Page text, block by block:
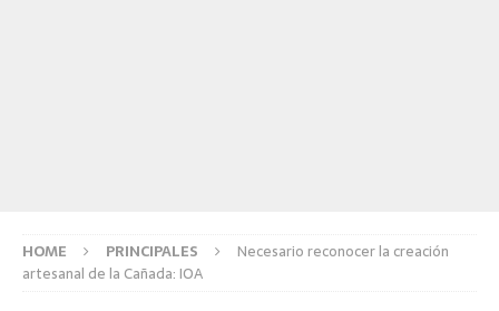
HOME PRINCIPALES
Necesario reconocer la creación
artesanal de la Cañada: IOA